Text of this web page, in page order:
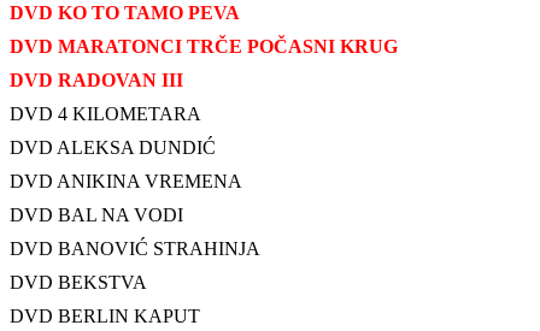
DVD KO TO TAMO PEVA
DVD MARATONCI TRČE POČASNI KRUG
DVD RADOVAN III
DVD 4 KILOMETARA
DVD ALEKSA DUNDIĆ
DVD ANIKINA VREMENA
DVD BAL NA VODI
DVD BANOVIĆ STRAHINJA
DVD BEKSTVA
DVD BERLIN KAPUT